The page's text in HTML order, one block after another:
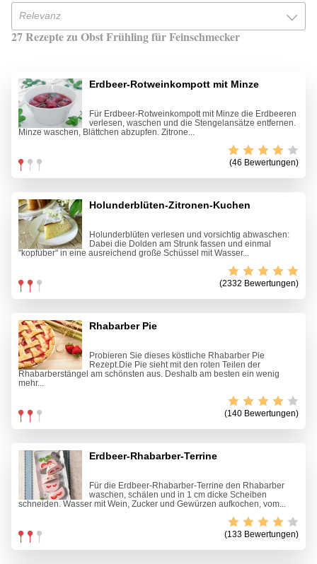
Relevanz
27 Rezepte zu Obst Frühling für Feinschmecker
Erdbeer-Rotweinkompott mit Minze
Für Erdbeer-Rotweinkompott mit Minze die Erdbeeren
verlesen, waschen und die Stengelansätze entfernen.
Minze waschen, Blättchen abzupfen. Zitrone...
(46 Bewertungen)
Holunderblüten-Zitronen-Kuchen
Holunderblüten verlesen und vorsichtig abwaschen:
Dabei die Dolden am Strunk fassen und einmal
"kopfüber" in eine ausreichend große Schüssel mit Wasser...
(2332 Bewertungen)
Rhabarber Pie
Probieren Sie dieses köstliche Rhabarber Pie
Rezept.Die Pie sieht mit den roten Teilen der
Rhabarberstängel am schönsten aus. Deshalb am besten ein wenig
mehr...
(140 Bewertungen)
Erdbeer-Rhabarber-Terrine
Für die Erdbeer-Rhabarber-Terrine den Rhabarber
waschen, schälen und in 1 cm dicke Scheiben
schneiden. Wasser mit Wein, Zucker und Gewürzen aufkochen, vom...
(133 Bewertungen)